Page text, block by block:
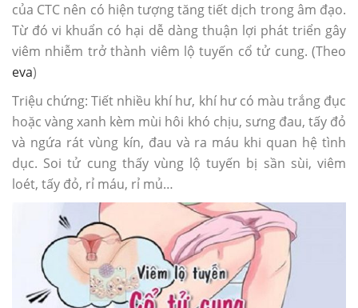
của CTC nên có hiện tượng tăng tiết dịch trong âm đạo.
Từ đó vi khuẩn có hại dễ dàng thuận lợi phát triển gây
viêm nhiễm trở thành viêm lộ tuyến cổ tử cung. (Theo
eva)
Triệu chứng: Tiết nhiều khí hư, khí hư có màu trắng đục
hoặc vàng xanh kèm mùi hôi khó chịu, sưng đau, tấy đỏ
và ngứa rát vùng kín, đau và ra máu khi quan hệ tình
dục. Soi tử cung thấy vùng lộ tuyến bị sần sùi, viêm
loét, tấy đỏ, rỉ máu, rỉ mủ…